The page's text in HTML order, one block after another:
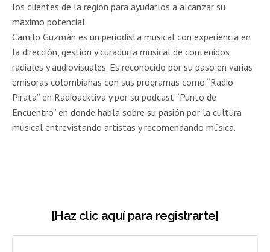
los clientes de la región para ayudarlos a alcanzar su
máximo potencial.
Camilo Guzmán es un periodista musical con experiencia en
la dirección, gestión y curaduría musical de contenidos
radiales y audiovisuales. Es reconocido por su paso en varias
emisoras colombianas con sus programas como “Radio
Pirata” en Radioacktiva y por su podcast “Punto de
Encuentro” en donde habla sobre su pasión por la cultura
musical entrevistando artistas y recomendando música.
[Haz clic aquí para registrarte]